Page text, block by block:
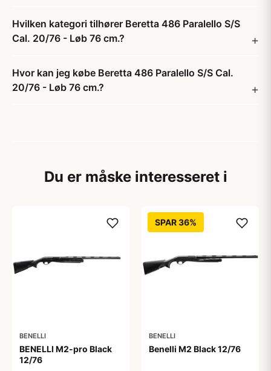
Hvilken kategori tilhører Beretta 486 Paralello S/S
Cal. 20/76 - Løb 76 cm.?
Hvor kan jeg købe Beretta 486 Paralello S/S Cal.
20/76 - Løb 76 cm.?
Du er måske interesseret i
BENELLI
BENELLI M2-pro Black
12/76
SPAR 36%
BENELLI
Benelli M2 Black 12/76